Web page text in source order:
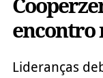
encontro
Lideranças